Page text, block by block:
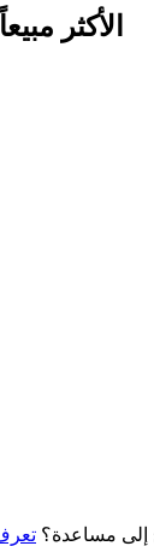
FUT 26 Coins الأكثر مبيعاً
إلى مساعدة؟